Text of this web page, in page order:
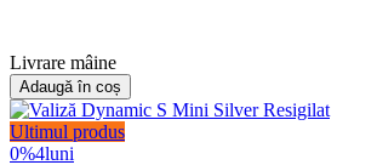
Livrare mâine
Adaugă în coș
Ultimul produs
0%4luni